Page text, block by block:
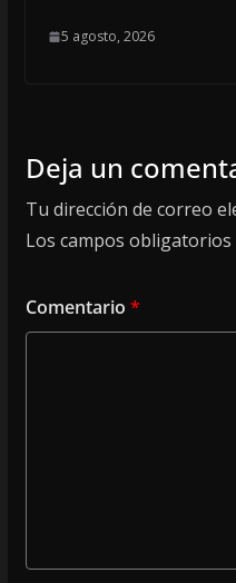
5 agosto, 2026
Deja un
Tu dirección de correo
Los campos
Comentario *